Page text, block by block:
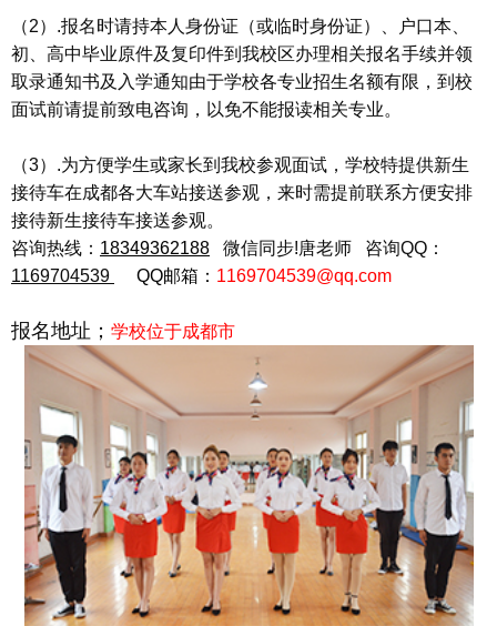
（2）.报名时请持本人身份证（或临时身份证）、户口本、
初、高中毕业原件及复印件到我校区办理相关报名手续并领
取录通知书及入学通知由于学校各专业招生名额有限，到校
面试前请提前致电咨询，以免不能报读相关专业。
（3）.为方便学生或家长到我校参观面试，学校特提供新生
接待车在成都各大车站接送参观，来时需提前联系方便安排
接待新生接待车接送参观。
咨询热线： 18349362188 微信同步!唐老师 咨询QQ：
1169704539
QQ邮箱： 1169704539@qq.com
报名地址； 学校位于成都市